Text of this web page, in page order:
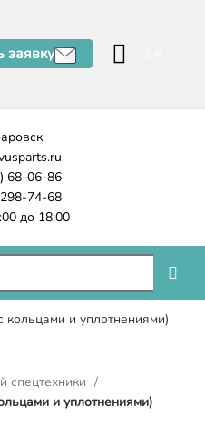
заявку
68-06-86
74-68
до 18:00
спецтехники
и уплотнениями)